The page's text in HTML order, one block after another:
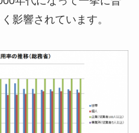
影響されています。